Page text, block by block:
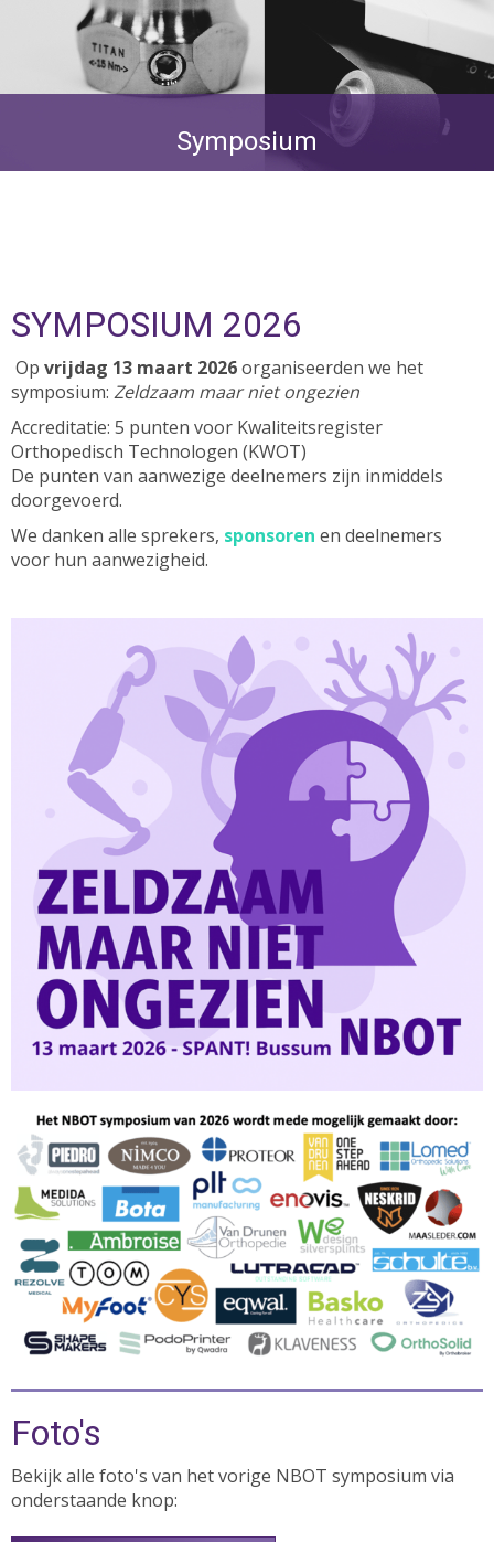
Symposium
SYMPOSIUM 2026
Op vrijdag 13 maart 2026organiseerden we het
symposium: Zeldzaam maar niet ongezien
Accreditatie: 5 punten voor Kwaliteitsregister
Orthopedisch Technologen (KWOT)
De punten van aanwezige deelnemers zijn inmiddels
doorgevoerd.
We danken alle sprekers, sponsoren en deelnemers
voor hun aanwezigheid.
Foto's
Bekijk alle foto's van het vorige NBOT symposium via
onderstaande knop: